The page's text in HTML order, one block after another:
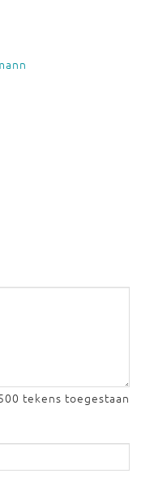
tekens toegestaan